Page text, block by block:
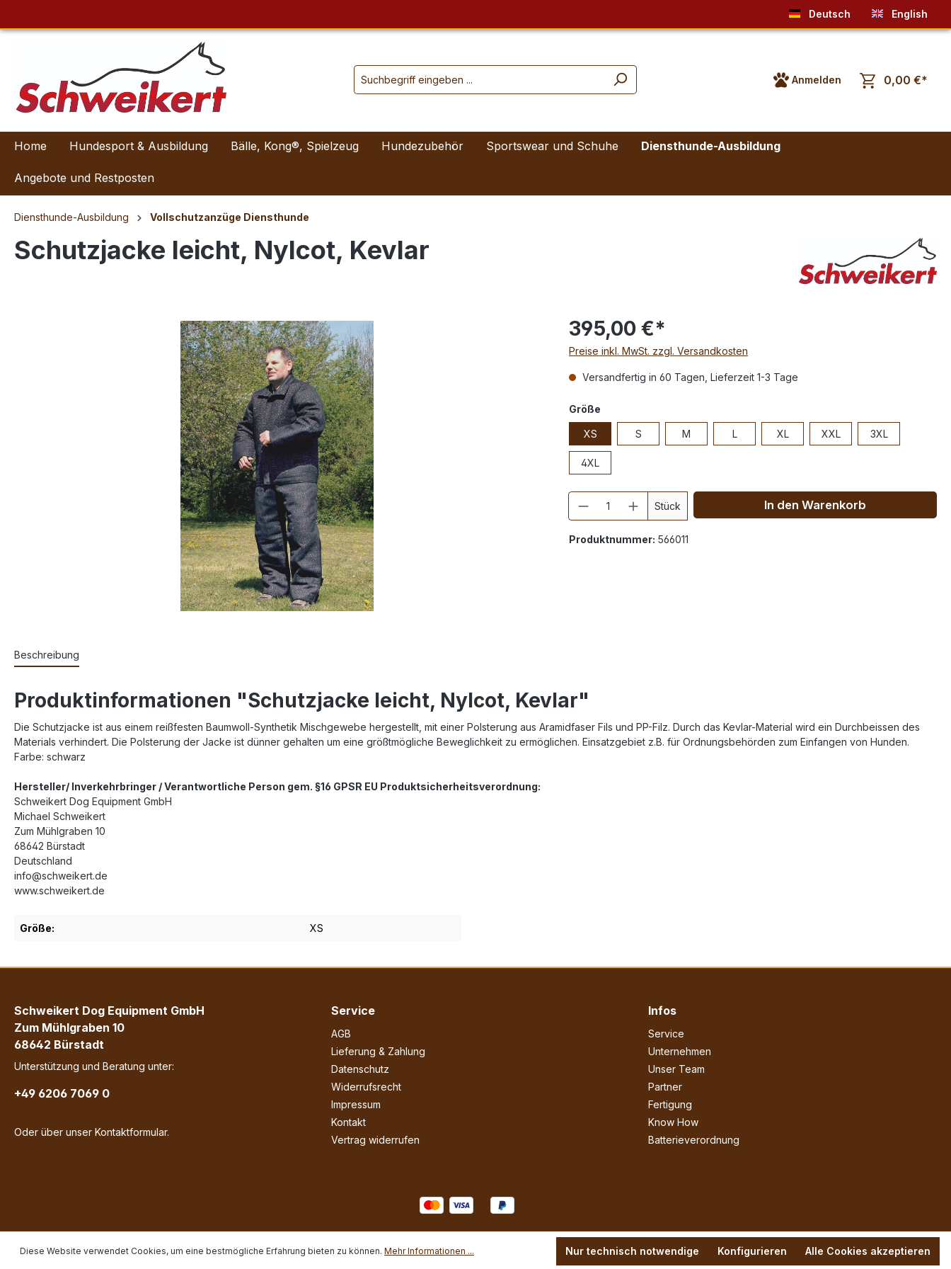
Deutsch English
Anmelden 0,00 €*
Home Hundesport & Ausbildung Bälle, Kong®, Spielzeug Hundezubehör Sportswear und Schuhe Diensthunde-Ausbildung
Angebote und Restposten
Diensthunde-Ausbildung Vollschutzanzüge Diensthunde
Schutzjacke leicht, Nylcot, Kevlar
395,00 €*
Preise inkl. MwSt. zzgl. Versandkosten
Versandfertig in 60 Tagen, Lieferzeit 1-3 Tage
Größe
XS S M L XL XXL 3XL
4XL
Anzahl
Stück In den Warenkorb
Produktnummer: 566011
Beschreibung
Produktinformationen "Schutzjacke leicht, Nylcot, Kevlar"
Die Schutzjacke ist aus einem reißfesten Baumwoll-Synthetik Mischgewebe hergestellt, mit einer Polsterung aus Aramidfaser Fils und PP-Filz. Durch das Kevlar-Material wird ein Durchbeissen des
Materials verhindert. Die Polsterung der Jacke ist dünner gehalten um eine größtmögliche Beweglichkeit zu ermöglichen. Einsatzgebiet z.B. für Ordnungsbehörden zum Einfangen von Hunden.
Farbe: schwarz
Hersteller/ Inverkehrbringer / Verantwortliche Person gem. §16 GPSR EU Produktsicherheitsverordnung:
Schweikert Dog Equipment GmbH
Michael Schweikert
Zum Mühlgraben 10
68642 Bürstadt
Deutschland
info@schweikert.de
www.schweikert.de
Größe: XS
Schweikert Dog Equipment GmbH
Zum Mühlgraben 10
68642 Bürstadt
Unterstützung und Beratung unter:
+49 6206 7069 0
Oder über unser Kontaktformular.
Service
AGB
Lieferung & Zahlung
Datenschutz
Widerrufsrecht
Impressum
Kontakt
Vertrag widerrufen
Infos
Service
Unternehmen
Unser Team
Partner
Fertigung
Know How
Batterieverordnung
Diese Website verwendet Cookies, um eine bestmögliche Erfahrung bieten zu können. Mehr Informationen ... Nur technisch notwendige Konfigurieren Alle Cookies akzeptieren